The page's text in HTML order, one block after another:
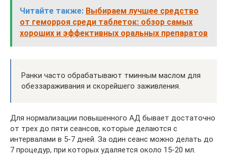
Читайте также: Выбираем лучшее средство
от геморроя среди таблеток: обзор самых
хороших и эффективных оральных препаратов
Ранки часто обрабатывают тминным маслом для
обеззараживания и скорейшего заживления.
Для нормализации повышенного АД бывает достаточно
от трех до пяти сеансов, которые делаются с
интервалами в 5-7 дней. За один сеанс можно делать до
7 процедур, при которых удаляется около 15-20 мл.